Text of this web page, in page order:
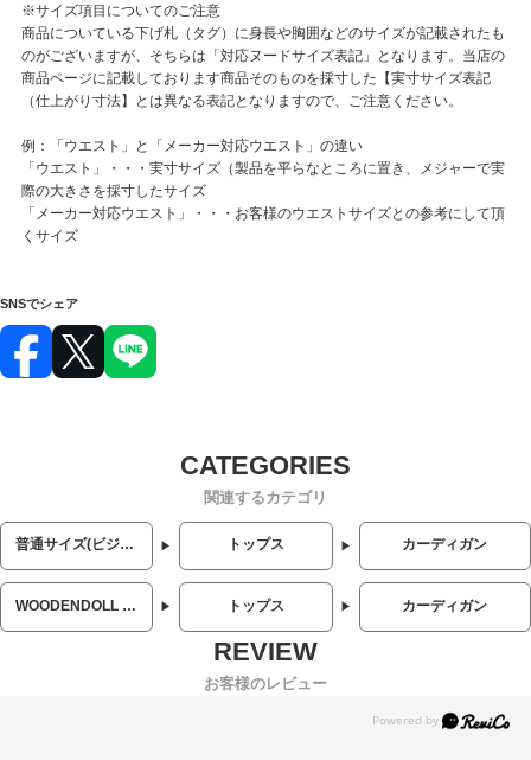
※サイズ項目についてのご注意
商品についている下げ札（タグ）に身長や胸囲などのサイズが記載されたも
のがございますが、そちらは「対応ヌードサイズ表記」となります。当店の
商品ページに記載しております商品そのものを採寸した【実寸サイズ表記
（仕上がり寸法】とは異なる表記となりますので、ご注意ください。
例：「ウエスト」と「メーカー対応ウエスト」の違い
「ウエスト」・・・実寸サイズ（製品を平らなところに置き、メジャーで実
際の大きさを採寸したサイズ
「メーカー対応ウエスト」・・・お客様のウエストサイズとの参考にして頂
くサイズ
SNSでシェア
関連するカテゴリ
普通サイズ(ビジネス・カジュアル) トップス カーディガン
WOODENDOLL (ウッディンドール) トップス カーディガン
お客様のレビュー